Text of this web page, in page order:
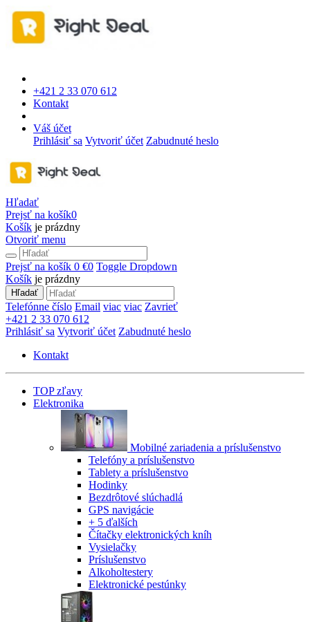
+421 2 33 070 612
Kontakt
Váš účet
Prihlásiť sa Vytvoriť účet Zabudnuté heslo
Hľadať
Prejsť na košík0
Košík je prázdny
Otvoriť menu
Prejsť na košík 0 €0 Toggle Dropdown
Košík je prázdny
Hľadať
Telefónne číslo Email viac viac Zavrieť
+421 2 33 070 612
Prihlásiť sa Vytvoriť účet Zabudnuté heslo
Kontakt
TOP zľavy
Elektronika
Mobilné zariadenia a príslušenstvo
Telefóny a príslušenstvo
Tablety a príslušenstvo
Hodinky
Bezdrôtové slúchadlá
GPS navigácie
+ 5 ďalších
Čítačky elektronických kníh
Vysielačky
Príslušenstvo
Alkoholtestery
Elektronické pestúnky